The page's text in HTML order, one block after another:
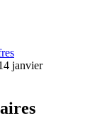
janvier